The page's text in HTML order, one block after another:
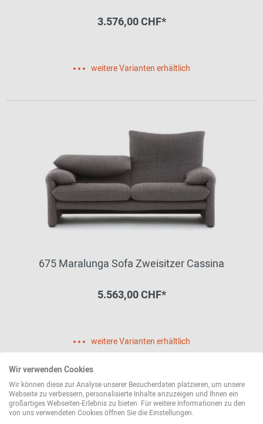
3.576,00 CHF*
weitere Varianten erhältlich
675 Maralunga Sofa Zweisitzer Cassina
5.563,00 CHF*
weitere Varianten erhältlich
Wir verwenden Cookies
Wir können diese zur Analyse unserer Besucherdaten platzieren, um unsere
Webseite zu verbessern, personalisierte Inhalte anzuzeigen und Ihnen ein
großartiges Webseiten-Erlebnis zu bieten. Für weitere Informationen zu den
von uns verwendeten Cookies öffnen Sie die Einstellungen.